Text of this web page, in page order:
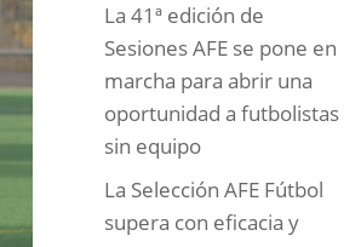
a
s
La 41ª edición de
Sesiones AFE se pone en
marcha para abrir una
oportunidad a futbolistas
sin equipo
La Selección AFE Fútbol
supera con eficacia y